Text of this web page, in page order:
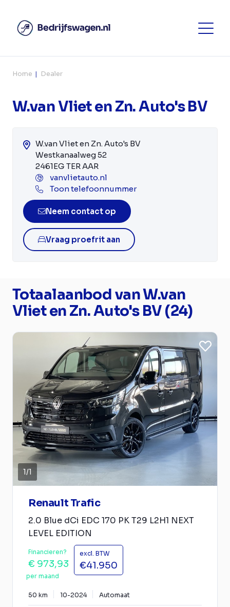
Home Dealer
W.van Vliet en Zn. Auto's BV
W.van Vliet en Zn. Auto's BV
Westkanaalweg 52
2461EG TER AAR
vanvlietauto.nl
Toon telefoonnummer
Neem contact op
Vraag proefrit aan
Totaalaanbod van W.van
Vliet en Zn. Auto's BV (24)
1/1
Renault Trafic
2.0 Blue dCi EDC 170 PK T29 L2H1 NEXT
LEVEL EDITION
Financieren?
€ 973,93
per maand
excl. BTW
€41.950
50 km 10-2024 Automaat